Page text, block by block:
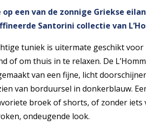
op een van de zonnige Griekse
Santorini collectie van
tuniek is uitermate geschikt voor
of om thuis in te relaxen. De
van een fijne, licht
van borduursel in donkerblauw.
broek of shorts, of zonder iets
ondeugende look.